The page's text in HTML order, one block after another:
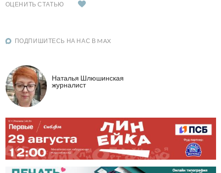
ОЦЕНИТЬ СТАТЬЮ
ПОДПИШИТЕСЬ НА НАС В MAX
Наталья Шлюшинская
журналист